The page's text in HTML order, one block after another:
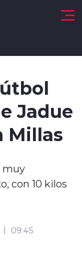
Jadue
Millas
muy
con 10 kilos
09:45